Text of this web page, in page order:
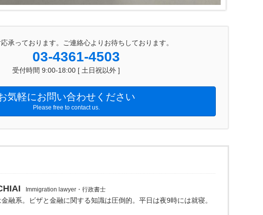
承っております。ご連絡心よりお待ちしております。
03-4361-4503
受付時間 9:00-18:00 [ 土日祝以外 ]
気軽にお問い合わせください
Please free to contact us.
Immigration lawyer・行政書士
融系。ビザと金融に関する知識は圧倒的。平日は夜9時には就寝。